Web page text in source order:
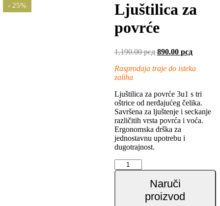
- 25%
Ljuštilica za
povrće
1,190.00рсд Оригинална
је
890.00 рсд
је:
Rasprodaja traje do isteka
zaliha
Ljuštilica za povrće 3u1 s tri
oštrice od nerđajućeg čelika.
Savršena za ljuštenje i seckanje
različitih vrsta povrća i voća.
Ergonomska drška za
jednostavnu upotrebu i
dugotrajnost.
Ljuštilica
za
Naruči
proizvod